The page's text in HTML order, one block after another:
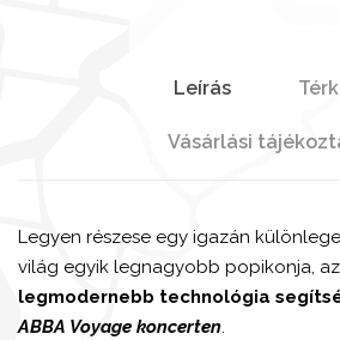
Leírás
Vásárlási
Legyen részese egy igazán
világ egyik legnagyobb popikonja, az
legmodernebb technológia
ABBA Voyage koncerten